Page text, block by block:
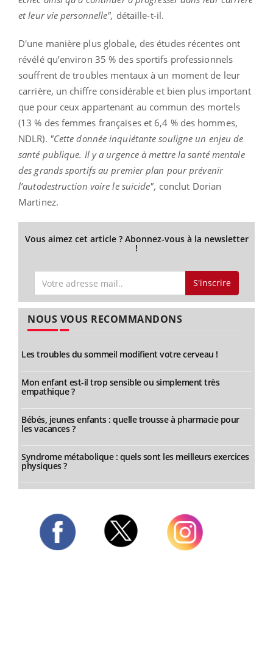
et leur vie personnelle", détaille-t-il.
D'une manière plus globale, des études récentes ont
révélé qu’environ 35 % des sportifs professionnels
souffrent de troubles mentaux à un moment de leur
carrière, un chiffre considérable et bien plus important
que pour ceux appartenant au commun des mortels
(13 % des femmes françaises et 6,4 % des hommes,
NDLR). "Cette donnée inquiétante souligne un enjeu de
santé publique. Il y a urgence à mettre la santé mentale
des grands sportifs au premier plan pour prévenir
l’autodestruction voire le suicide", conclut Dorian
Martinez.
Vous aimez cet article ? Abonnez-vous à la newsletter
!
S'inscrire
NOUS VOUS RECOMMANDONS
Les troubles du sommeil modifient votre cerveau !
Mon enfant est-il trop sensible ou simplement très
empathique ?
Bébés, jeunes enfants : quelle trousse à pharmacie pour
les vacances ?
Syndrome métabolique : quels sont les meilleurs exercices
physiques ?